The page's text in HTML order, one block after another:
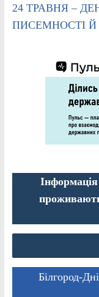
24 ТРАВНЯ –
ПИСЕМНОСТІ Й
Білгород-